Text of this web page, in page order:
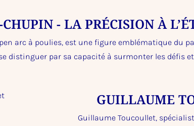
- LA PRÉCISION À
arc à poulies, est une figure emblématique du
distinguer par sa capacité à surmonter les défis
GUILLAUME
Guillaume Toucoullet,